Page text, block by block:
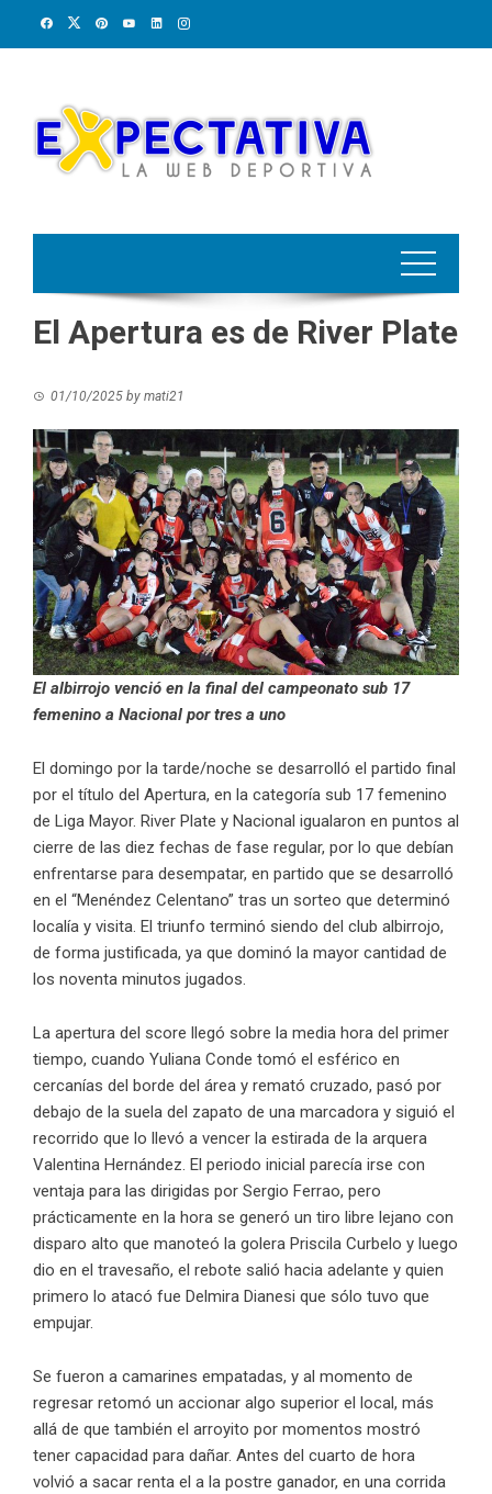
El Apertura es de River Plate
01/10/2025 by mati21
El albirrojo venció en la final del campeonato sub 17
femenino a Nacional por tres a uno
El domingo por la tarde/noche se desarrolló el partido final
por el título del Apertura, en la categoría sub 17 femenino
de Liga Mayor. River Plate y Nacional igualaron en puntos al
cierre de las diez fechas de fase regular, por lo que debían
enfrentarse para desempatar, en partido que se desarrolló
en el “Menéndez Celentano” tras un sorteo que determinó
localía y visita. El triunfo terminó siendo del club albirrojo,
de forma justificada, ya que dominó la mayor cantidad de
los noventa minutos jugados.
La apertura del score llegó sobre la media hora del primer
tiempo, cuando Yuliana Conde tomó el esférico en
cercanías del borde del área y remató cruzado, pasó por
debajo de la suela del zapato de una marcadora y siguió el
recorrido que lo llevó a vencer la estirada de la arquera
Valentina Hernández. El periodo inicial parecía irse con
ventaja para las dirigidas por Sergio Ferrao, pero
prácticamente en la hora se generó un tiro libre lejano con
disparo alto que manoteó la golera Priscila Curbelo y luego
dio en el travesaño, el rebote salió hacia adelante y quien
primero lo atacó fue Delmira Dianesi que sólo tuvo que
empujar.
Se fueron a camarines empatadas, y al momento de
regresar retomó un accionar algo superior el local, más
allá de que también el arroyito por momentos mostró
tener capacidad para dañar. Antes del cuarto de hora
volvió a sacar renta el a la postre ganador, en una corrida